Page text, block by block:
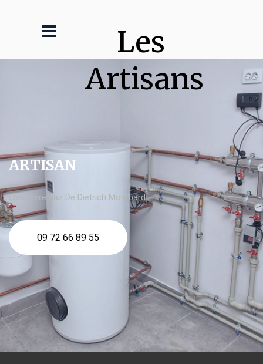
Les
Artisans
ARTISAN
chaudière gaz De Dietrich Montbard
09 72 66 89 55